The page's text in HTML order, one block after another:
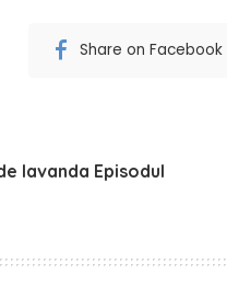
Share on Facebook
lavanda Episodul